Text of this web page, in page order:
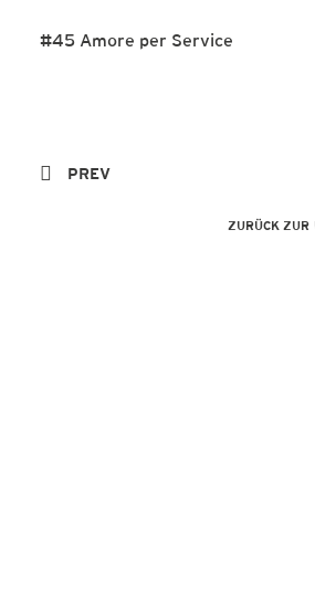
#45 Amore per Service
PREV
ZURÜCK ZUR